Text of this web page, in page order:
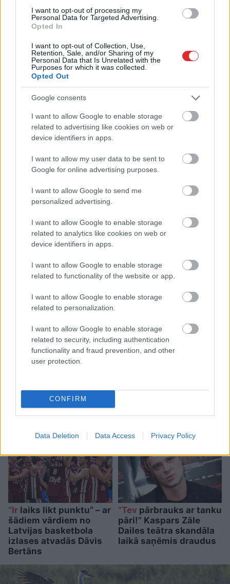
I want to opt-out of processing my
Personal Data for Targeted Advertising.
Opted In
I want to opt-out of Collection, Use,
Retention, Sale, and/or Sharing of my
Personal Data that Is Unrelated with the
Purposes for which it was collected.
Opted Out
Google consents
I want to allow Google to enable storage
related to advertising like cookies on web or
device identifiers in apps.
I want to allow my user data to be sent to
Google for online advertising purposes.
I want to allow Google to send me
personalized advertising.
I want to allow Google to enable storage
related to analytics like cookies on web or
device identifiers in apps.
I want to allow Google to enable storage
related to functionality of the website or app.
I want to allow Google to enable storage
related to personalization.
I want to allow Google to enable storage
related to security, including authentication
functionality and fraud prevention, and other
user protection.
CONFIRM
Data Deletion Data Access Privacy Policy
Lasīt citas ziņas
Cilvēkusaizrāvis ātrs
izkustināt smadzenes,
lai pārbaudītu tavu
neredzētas fotogrāfijas
un aizkustinošas
dzīvi
VIDEO. Spānijas lidostā
pēkšņi atskan Raimonda
Paula mūzika! Pie
klavierēm – Māris Grigalis
“Ir laiks likt punktu” – ar
šādiem vārdiem no
Latvijas basketbola
izlases atvadās Dāvis
Bertāns
“Tev pārbrauks ar tanku
pāri!” Kaspars Zāle
Dailes teātra skandāla
laikā saņēmis draudus
Atcelt Ziņot